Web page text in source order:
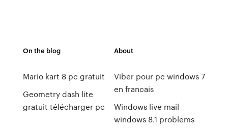
On the blog
Mario kart 8 pc gratuit
Geometry dash lite
gratuit télécharger pc
About
Viber pour pc windows 7
en francais
Windows live mail
windows 8.1 problems